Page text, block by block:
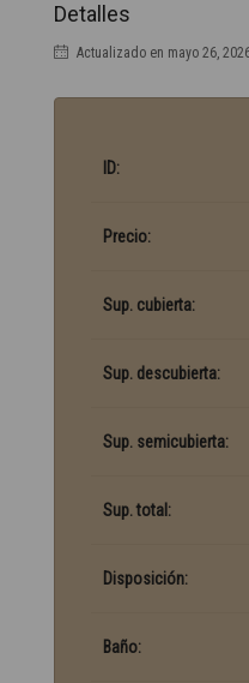
Detalles
Actualizado en mayo 26,
ID:
Precio:
Sup. cubierta:
Sup. descubierta:
Sup. semicubierta:
Sup. total:
Disposición:
Baño: